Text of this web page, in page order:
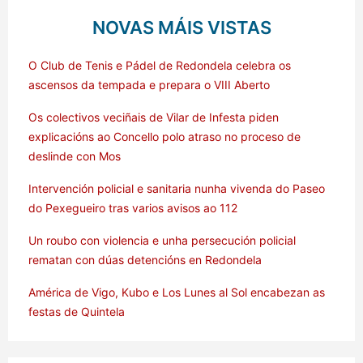
NOVAS MÁIS VISTAS
O Club de Tenis e Pádel de Redondela celebra os
ascensos da tempada e prepara o VIII Aberto
Os colectivos veciñais de Vilar de Infesta piden
explicacións ao Concello polo atraso no proceso de
deslinde con Mos
Intervención policial e sanitaria nunha vivenda do Paseo
do Pexegueiro tras varios avisos ao 112
Un roubo con violencia e unha persecución policial
rematan con dúas detencións en Redondela
América de Vigo, Kubo e Los Lunes al Sol encabezan as
festas de Quintela